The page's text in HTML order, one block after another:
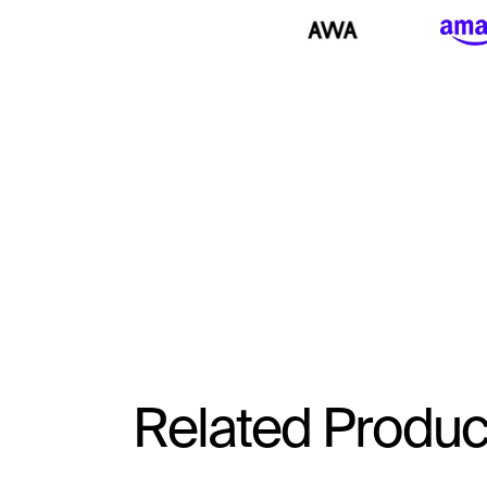
Related